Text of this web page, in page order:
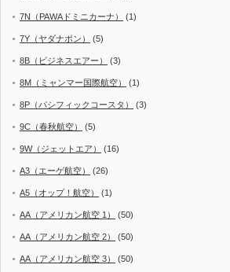
7N（PAWAドミニカーナ） (1)
7Y（ヤダナポン） (5)
8B（ビジネスエアー） (3)
8M（ミャンマー国際航空） (1)
8P（パシフィックコースタ） (3)
9C（春秋航空） (5)
9W（ジェットエア） (16)
A3（エーゲ航空） (26)
A5（オップ！航空） (1)
AA（アメリカン航空 1） (50)
AA（アメリカン航空 2） (50)
AA（アメリカン航空 3） (50)